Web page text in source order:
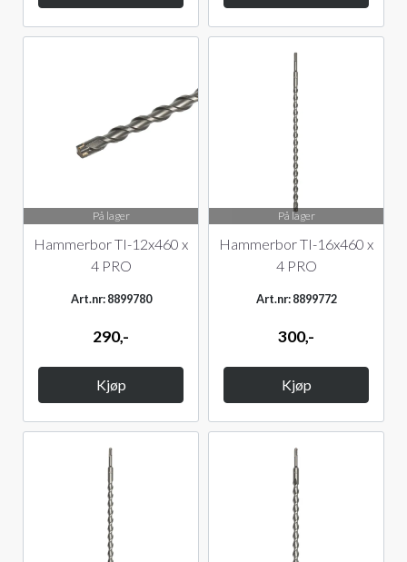
På lager
Hammerbor TI-12x460 x
4 PRO
Art.nr: 8899780
290,-
Kjøp
På lager
Hammerbor TI-16x460 x
4 PRO
Art.nr: 8899772
300,-
Kjøp